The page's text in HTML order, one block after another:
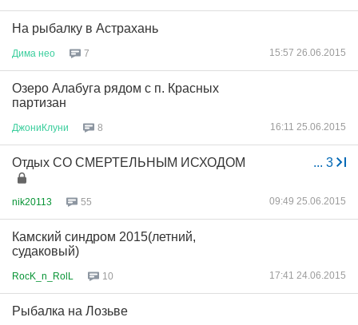
На рыбалку в Астрахань
Дима нео 7 15:57 26.06.2015
Озеро Алабуга рядом с п. Красных
партизан
ДжониКлуни 8 16:11 25.06.2015
... 3
Отдых СО СМЕРТЕЛЬНЫМ ИСХОДОМ
nik20113 55 09:49 25.06.2015
Камский синдром 2015(летний,
судаковый)
RocK_n_RolL 10 17:41 24.06.2015
Рыбалка на Лозьве